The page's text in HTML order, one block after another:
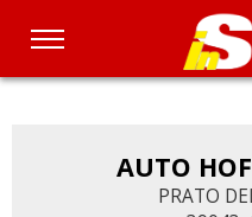
Salta
AUTO
PRATO